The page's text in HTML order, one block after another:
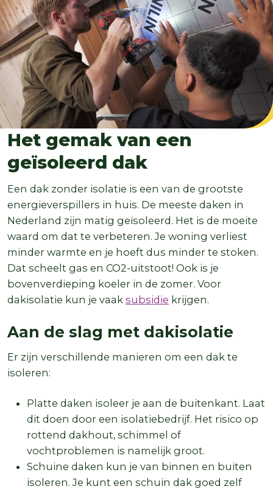
Het gemak van een
geïsoleerd dak
Een dak zonder isolatie is een van de grootste
energieverspillers in huis. De meeste daken in
Nederland zijn matig geïsoleerd. Het is de moeite
waard om dat te verbeteren. Je woning verliest
minder warmte en je hoeft dus minder te stoken.
Dat scheelt gas en CO2-uitstoot! Ook is je
bovenverdieping koeler in de zomer. Voor
dakisolatie kun je vaak subsidie krijgen.
Aan de slag met dakisolatie
Er zijn verschillende manieren om een dak te
isoleren:
Platte daken isoleer je aan de buitenkant. Laat
dit doen door een isolatiebedrijf. Het risico op
rottend dakhout, schimmel of
vochtproblemen is namelijk groot.
Schuine daken kun je van binnen en buiten
isoleren.Je kunt een schuin dak goed zelf